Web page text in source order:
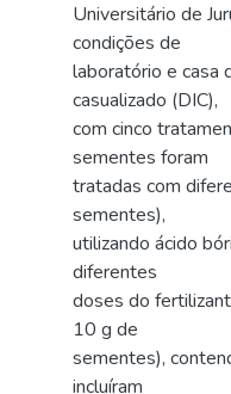
Universitário de
condições de
laboratório e casa
casualizado (DIC),
com cinco
sementes foram
tratadas com
sementes),
utilizando ácido
diferentes
doses do
10 g de
sementes),
incluíram